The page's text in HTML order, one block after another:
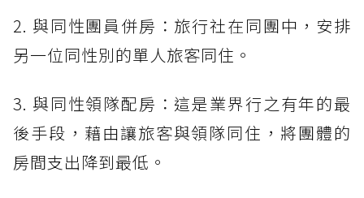
2. 與同性團員併房：旅行社在同團中，安排
另一位同性別的單人旅客同住。
3. 與同性領隊配房：這是業界行之有年的最
後手段，藉由讓旅客與領隊同住，將團體的
房間支出降到最低。